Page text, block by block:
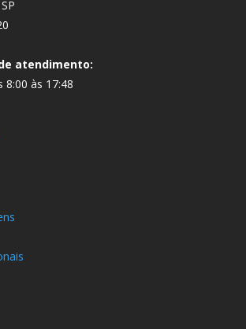
atendimento:
8:00 às 17:48